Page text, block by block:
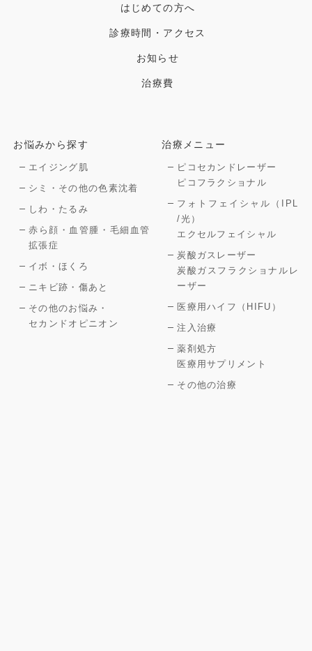
はじめての方へ
診療時間・アクセス
お知らせ
治療費
お悩みから探す
エイジング肌
シミ・その他の色素沈着
しわ・たるみ
赤ら顔・血管腫・毛細血管
拡張症
イボ・ほくろ
ニキビ跡・傷あと
その他のお悩み・
セカンドオピニオン
治療メニュー
ピコセカンドレーザー
ピコフラクショナル
フォトフェイシャル（IPL
/光）
エクセルフェイシャル
炭酸ガスレーザー
炭酸ガスフラクショナルレ
ーザー
医療用ハイフ（HIFU）
注入治療
薬剤処方
医療用サプリメント
その他の治療